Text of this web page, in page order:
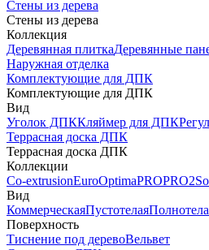
Стены из дерева
Стены из дерева
Коллекция
Деревянная плиткаДеревянные
Наружная отделка
Комплектующие для ДПК
Комплектующие для ДПК
Вид
Уголок ДПККляймер для ДПК
Террасная доска ДПК
Террасная доска ДПК
Коллекции
Co-extrusionEuroOptimaPROPRO2
Вид
КоммерческаяПустотелая
Поверхность
Тиснение под деревоВельвет